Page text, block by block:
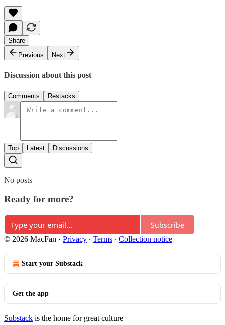
Share
Previous
Next
Discussion about this post
Comments Restacks
Top Latest Discussions
No posts
Ready for more?
Subscribe
© 2026 MacFan · Privacy ∙ Terms ∙ Collection notice
Start your Substack
Get the app
Substack is the home for great culture